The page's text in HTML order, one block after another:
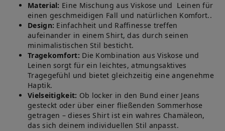
Material: Eine Mischung aus Viskose und Leinen für
einen geschmeidigen Fall und natürlichen Komfort..
Design: Einfachheit und Raffinesse treffen
aufeinander in einem Shirt, das durch seinen
minimalistischen Stil besticht.
Tragekomfort: Die Kombination aus Viskose und
Leinen sorgt für ein leichtes, atmungsaktives
Tragegefühl und bietet gleichzeitig eine angenehme
Haptik.
Vielseitigkeit: Ob locker in den Bund einer Jeans
gesteckt oder über einer fließenden Sommerhose
getragen – dieses Shirt ist ein wahres Chamäleon,
das sich deinem individuellen Stil anpasst.